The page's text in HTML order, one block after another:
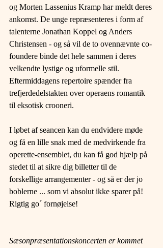
og Morten Lassenius Kramp har meldt deres
ankomst. De unge repræsenteres i form af
talenterne Jonathan Koppel og Anders
Christensen - og så vil de to ovennævnte co-
foundere binde det hele sammen i deres
velkendte lystige og uformelle stil.
Eftermiddagens repertoire spænder fra
trefjerdedelstakten over operaens romantik
til eksotisk crooneri.
I løbet af seancen kan du endvidere møde
og få en lille snak med de medvirkende fra
operette-ensemblet, du kan få god hjælp på
stedet til at sikre dig billetter til de
forskellige arrangementer - og så er der jo
boblerne ... som vi absolut ikke sparer på!
Rigtig go´ fornøjelse!
Sæsonpræsentationskoncerten er kommet